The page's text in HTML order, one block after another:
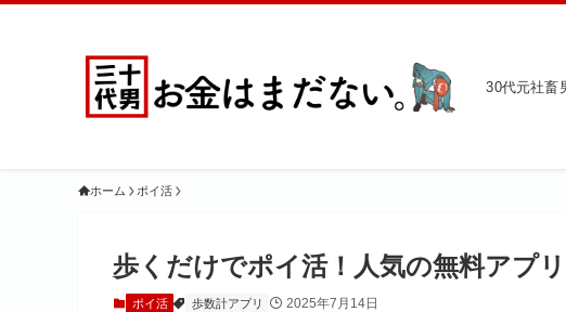
30代元社畜
ホーム ポイ活
歩くだけでポイ活！人気の無料アプ
ポイ活 歩数計アプリ 2025年7月14日